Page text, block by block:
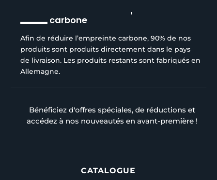
carbone
Afin de réduire l’empreinte carbone, 90% de nos
produits sont produits directement dans le pays
de livraison. Les produits restants sont fabriqués en
Allemagne.
Bénéficiez d'offres spéciales, de réductions et
accédez à nos nouveautés en avant-première !
CATALOGUE